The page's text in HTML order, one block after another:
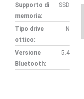
Supporto di
memoria:
SSD
Tipo drive
ottico:
N
Versione
Bluetooth:
5.4